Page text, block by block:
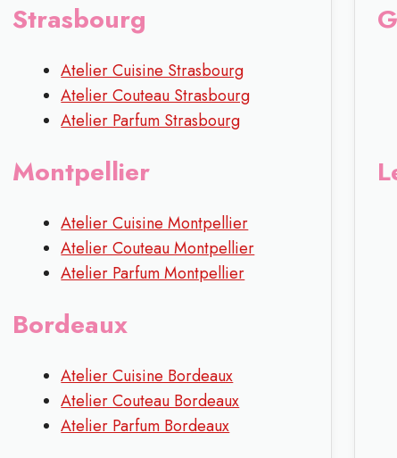
Strasbourg
Atelier Cuisine Strasbourg
Atelier Couteau Strasbourg
Atelier Parfum Strasbourg
Montpellier
Atelier Cuisine Montpellier
Atelier Couteau Montpellier
Atelier Parfum Montpellier
Bordeaux
Atelier Cuisine Bordeaux
Atelier Couteau Bordeaux
Atelier Parfum Bordeaux